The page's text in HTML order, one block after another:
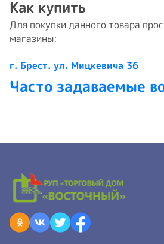
Как купить
Для покупки данного товара
магазины:
г. Брест. ул. Мицкевича 36
Часто задаваемые